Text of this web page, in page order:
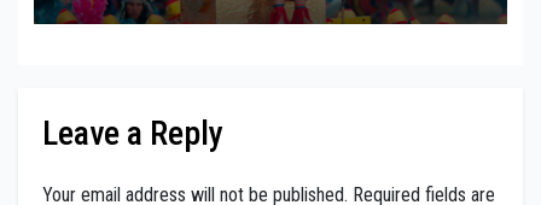
Leave a Reply
Your email address will not be published. Required fields are